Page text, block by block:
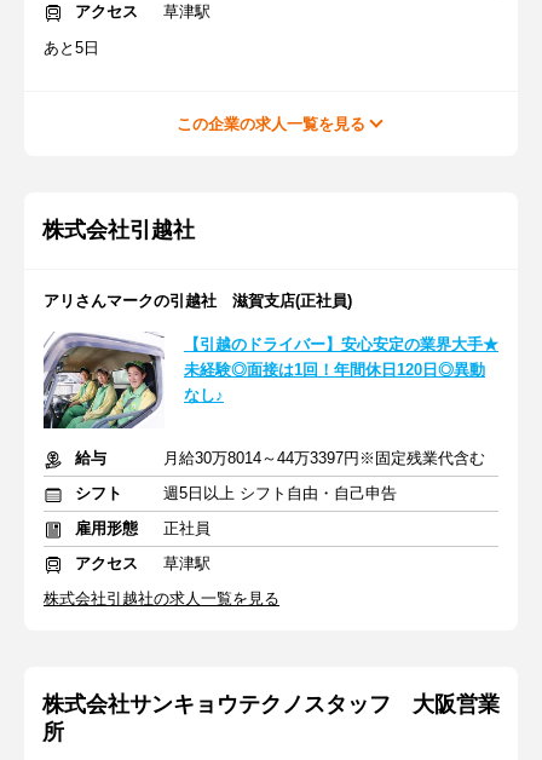
アクセス
草津駅
あと5日
この企業の求人一覧を見る
株式会社引越社
アリさんマークの引越社 滋賀支店(正社員)
【引越のドライバー】安心安定の業界大手★
未経験◎面接は1回！年間休日120日◎異動
なし♪
給与
月給30万8014～44万3397円※固定残業代含む
シフト
週5日以上 シフト自由・自己申告
雇用形態
正社員
アクセス
草津駅
株式会社引越社の求人一覧を見る
株式会社サンキョウテクノスタッフ 大阪営業
所